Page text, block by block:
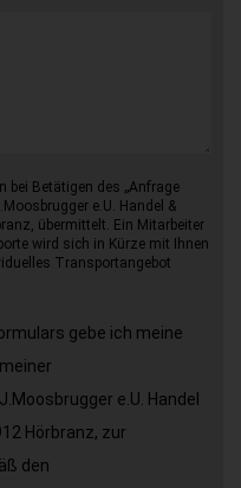
bei Betätigen des „Anfrage
e.U. Handel &
übermittelt. Ein Mitarbeiter
wird sich in Kürze mit Ihnen
Transportangebot
gebe ich meine
e.U. Handel
Hörbranz, zur
den